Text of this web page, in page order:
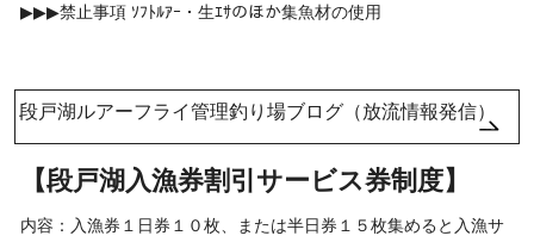
▶▶▶禁止事項 ｿﾌﾄﾙｱｰ・生ｴｻのほか集魚材の使用
段戸湖ルアーフライ管理釣り場ブログ（放流情報発信）
【段戸湖入漁券割引サービス券制度】
内容：入漁券１日券１０枚、または半日券１５枚集めると入漁サ